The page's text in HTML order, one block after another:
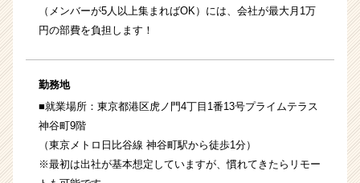
（メンバーが5人以上集まればOK）には、会社が最大月1万
円の部費を負担します！
勤務地
■就業場所：東京都港区虎ノ門4丁目1番13号プライムテラス
神谷町9階
（東京メトロ日比谷線 神谷町駅から徒歩1分）
※最初は出社が基本想定していますが、慣れてきたらリモー